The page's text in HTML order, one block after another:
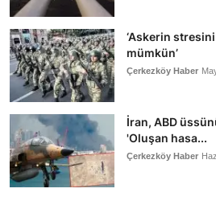
‘Askerin
mümkün’
Çerkezköy Haber
İran, ABD
'Oluşan hasa...
Çerkezköy Haber